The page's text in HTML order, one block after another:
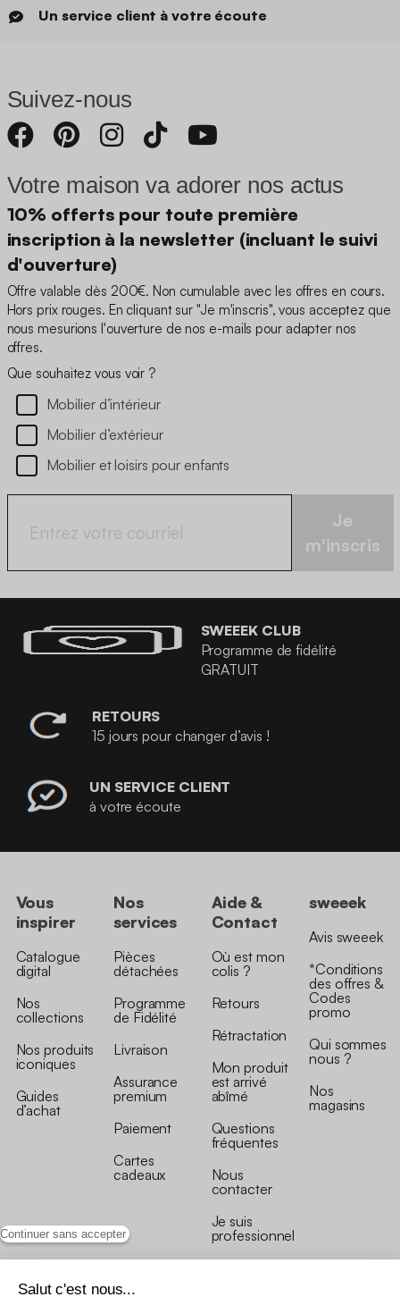
Continuer sans accepter
Salut c'est nous...
Un service client à votre écoute
Suivez-nous
Votre maison va adorer nos actus
10% offerts pour toute première
inscription à la newsletter (incluant le suivi
d'ouverture)
Offre valable dès 200€. Non cumulable avec les offres en cours.
Hors prix rouges. En cliquant sur "Je m'inscris", vous acceptez que
nous mesurions l'ouverture de nos e-mails pour adapter nos
offres.
Que souhaitez vous voir ?
Mobilier d’intérieur
Mobilier d’extérieur
Mobilier et loisirs pour enfants
Je
m'inscris
SWEEEK CLUB
Programme de fidélité
GRATUIT
RETOURS
15 jours pour changer d’avis !
UN SERVICE CLIENT
à votre écoute
Vous
inspirer
Catalogue
digital
Nos
collections
Nos produits
iconiques
Guides
d’achat
Nos
services
Pièces
détachées
Programme
de Fidélité
Livraison
Assurance
premium
Paiement
Cartes
cadeaux
Aide &
Contact
Où est mon
colis ?
Retours
Rétractation
Mon produit
est arrivé
abîmé
Questions
fréquentes
Nous
contacter
Je suis
professionnel
sweeek
Avis sweeek
*Conditions
des offres &
Codes
promo
Qui sommes
nous ?
Nos
magasins